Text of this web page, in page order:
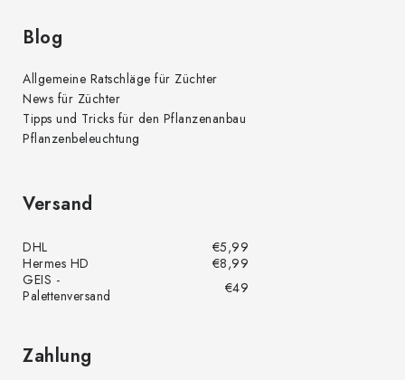
Blog
Allgemeine Ratschläge für Züchter
News für Züchter
Tipps und Tricks für den Pflanzenanbau
Pflanzenbeleuchtung
Versand
DHL
€5,99
Hermes HD
€8,99
GEIS -
Palettenversand
€49
Zahlung